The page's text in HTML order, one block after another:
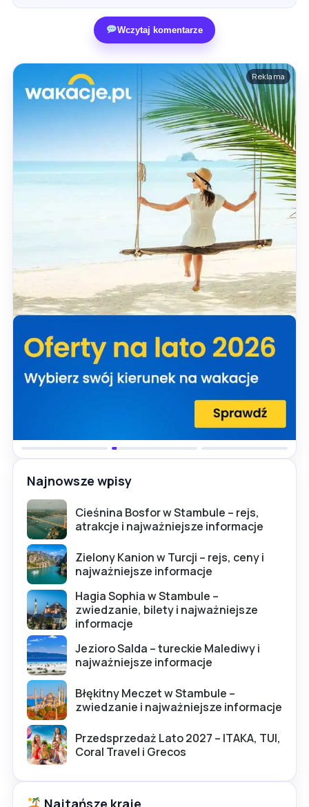
Wczytaj komentarze
Reklama
Najnowsze wpisy
Cieśnina Bosfor w Stambule – rejs,
atrakcje i najważniejsze informacje
Zielony Kanion w Turcji – rejs, ceny i
najważniejsze informacje
Hagia Sophia w Stambule –
zwiedzanie, bilety i najważniejsze
informacje
Jezioro Salda – tureckie Malediwy i
najważniejsze informacje
Błękitny Meczet w Stambule –
zwiedzanie i najważniejsze informacje
Przedsprzedaż Lato 2027 – ITAKA, TUI,
Coral Travel i Grecos